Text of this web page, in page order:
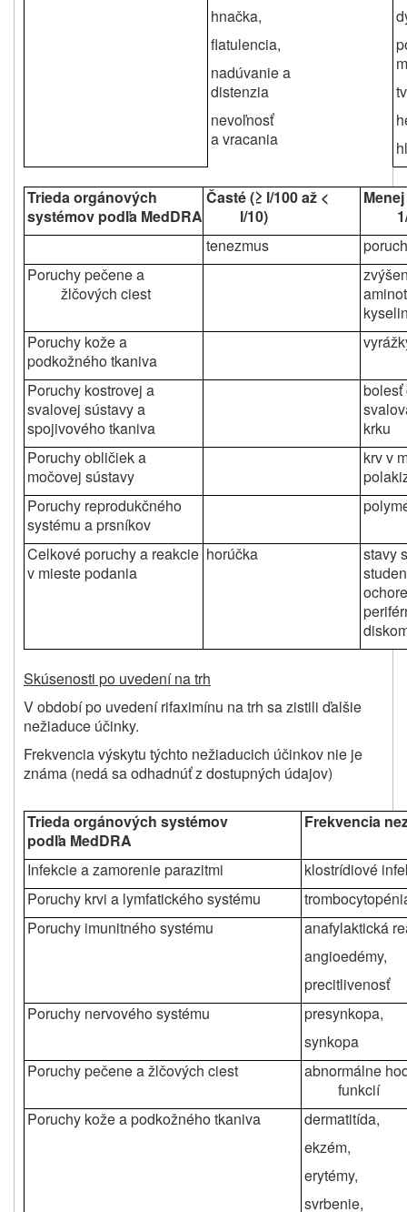
hnačka,
flatulencia,
nadúvanie a
distenzia
nevoľnosť
a vracania
Trieda orgánových
systémov podľa MedDRA
Časté (≥ l/100 až <
l/10)
tenezmus
Poruchy pečene a
žlčových ciest
Poruchy kože a
podkožného tkaniva
Poruchy kostrovej a
svalovej sústavy a
spojivového tkaniva
bolesť
krku
Poruchy obličiek a
močovej sústavy
krv v
Poruchy reprodukčného
systému a prsníkov
Celkové poruchy a reakcie
v mieste podania
horúčka
stavy
Skúsenosti po uvedení na trh
V období po uvedení rifaximínu na trh sa zistili ďalšie
nežiaduce účinky.
Frekvencia výskytu týchto nežiaducich účinkov nie je
známa (nedá sa odhadnúť z dostupných údajov)
Trieda orgánových systémov
podľa MedDRA
Frekvencia
Infekcie a zamorenie parazitmi
klostrídiové
Poruchy krvi a lymfatického systému
Poruchy imunitného systému
anafylaktická
angioedémy,
precitlivenosť
Poruchy nervového systému
presynkopa,
synkopa
Poruchy pečene a žlčových ciest
abnormálne
funkcií
Poruchy kože a podkožného tkaniva
dermatitída,
ekzém,
erytémy,
svrbenie,